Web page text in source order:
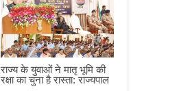
राज्य के युवाओं ने मातृ भूमि की
रक्षा का चुना है रास्ता: राज्यपाल